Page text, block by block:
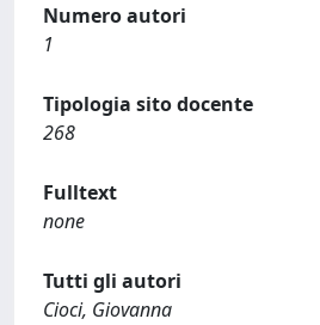
Numero autori
1
Tipologia sito docente
268
Fulltext
none
Tutti gli autori
Cioci, Giovanna